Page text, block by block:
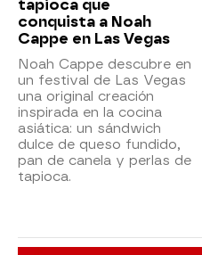
tapioca que
conquista a Noah
Cappe en Las Vegas
Noah Cappe descubre en
un festival de Las Vegas
una original creación
inspirada en la cocina
asiática: un sándwich
dulce de queso fundido,
pan de canela y perlas de
tapioca.